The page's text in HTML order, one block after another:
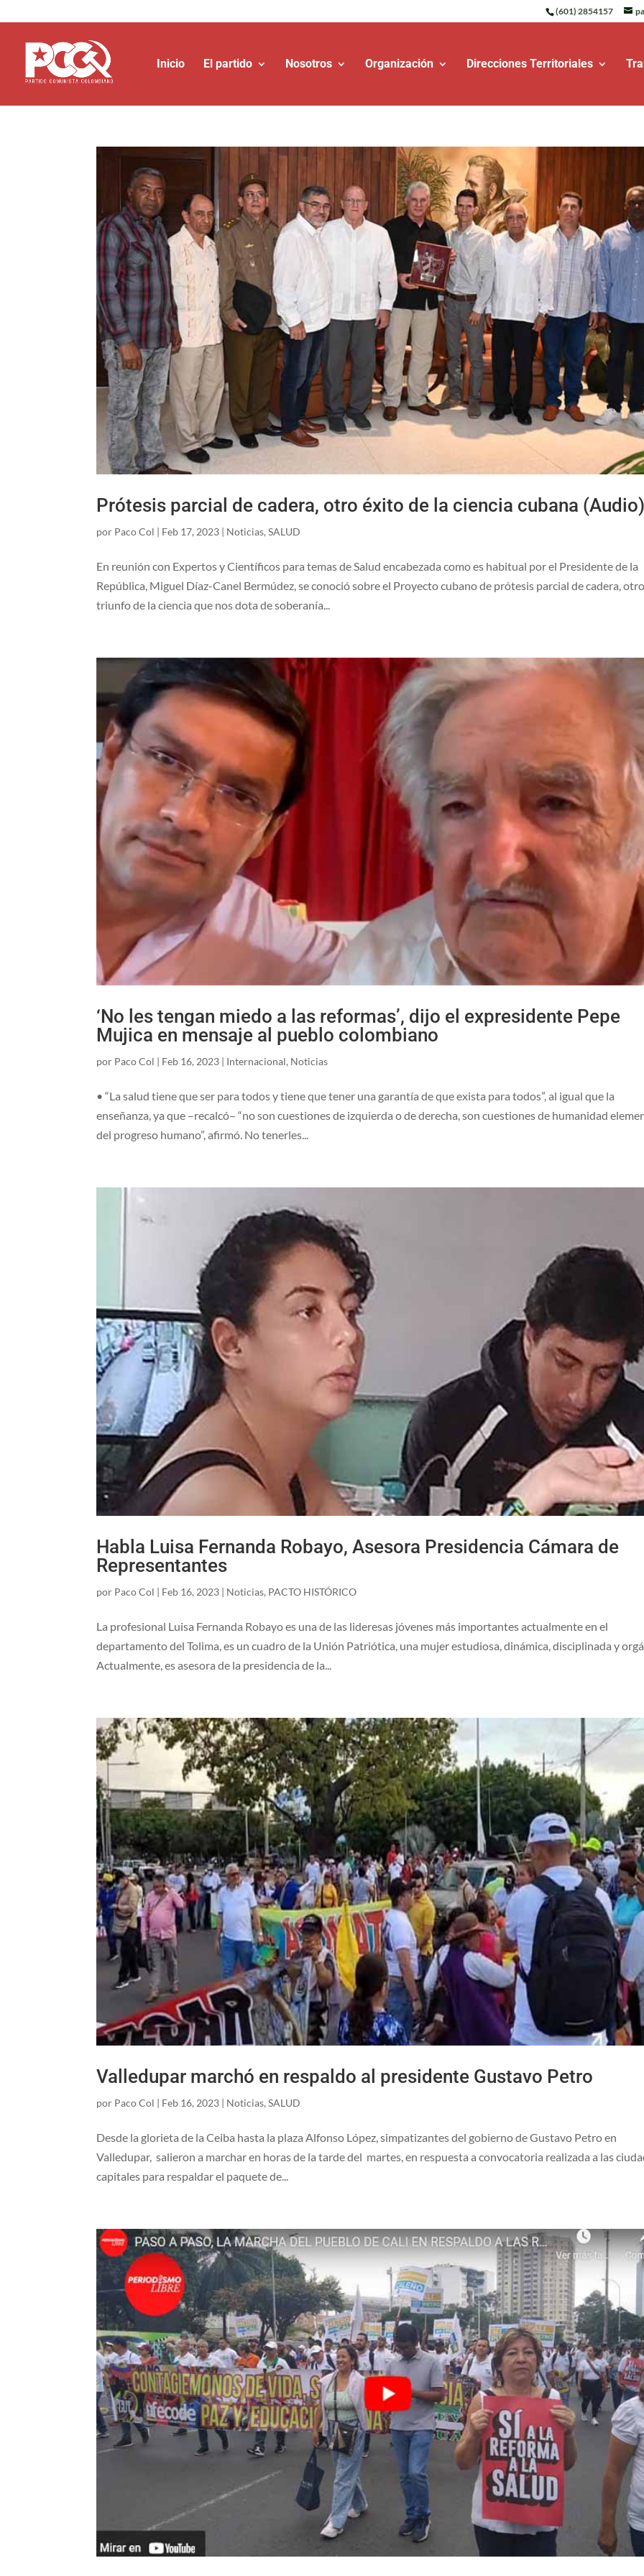
(601) 2854157
Inicio El partido Nosotros Organización Direcciones Territoriales
Prótesis parcial de cadera, otro éxito de la ciencia cubana
por Paco Col | Feb 17, 2023 | Noticias,SALUD
En reunión con Expertos y Científicos para temas de Salud encabezada como es habitual por el Presidente de la
República, Miguel Díaz-Canel Bermúdez, se conoció sobre el Proyecto cubano de prótesis parcial de cadera,
triunfo de la ciencia que nos dota de soberanía...
‘No les tengan miedo a las reformas’, dijo el expresidente Pepe
Mujica en mensaje al pueblo colombiano
por Paco Col | Feb 16, 2023 | Internacional, Noticias
• “La salud tiene que ser para todos y tiene que tener una garantía de que exista para todos”, al igual que la
enseñanza, ya que –recalcó– “no son cuestiones de izquierda o de derecha, son cuestiones de humanidad
del progreso humano”, afirmó. No tenerles...
Habla Luisa Fernanda Robayo, Asesora Presidencia Cámara de
Representantes
por Paco Col | Feb 16, 2023 | Noticias, PACTO HISTÓRICO
La profesional Luisa Fernanda Robayo es una de las lideresas jóvenes más importantes actualmente en el
departamento del Tolima, es un cuadro de la Unión Patriótica, una mujer estudiosa, dinámica, disciplinada y
Actualmente, es asesora de la presidencia de la...
Valledupar marchó en respaldo al presidente Gustavo Petro
por Paco Col | Feb 16, 2023 | Noticias,SALUD
Desde la glorieta de la Ceiba hasta la plaza Alfonso López, simpatizantes del gobierno de Gustavo Petro en
Valledupar, salieron a marchar en horas de la tarde del martes, en respuesta a convocatoria realizada a las
capitales para respaldar el paquete de...